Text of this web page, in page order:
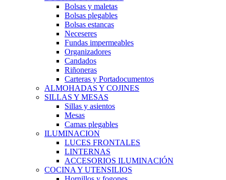
Bolsas y maletas
Bolsas plegables
Bolsas estancas
Neceseres
Fundas impermeables
Organizadores
Candados
Riñoneras
Carteras y Portadocumentos
ALMOHADAS Y COJINES
SILLAS Y MESAS
Sillas y asientos
Mesas
Camas plegables
ILUMINACION
LUCES FRONTALES
LINTERNAS
ACCESORIOS ILUMINACIÓN
COCINA Y UTENSILIOS